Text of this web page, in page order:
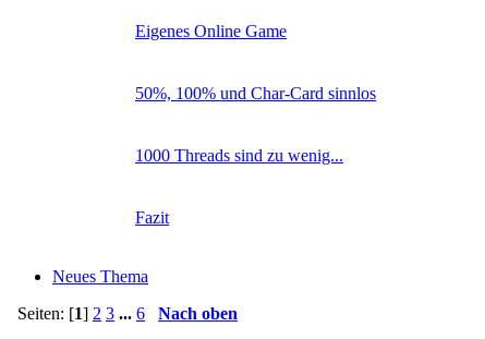
Eigenes Online Game
50%, 100% und Char-Card sinnlos
1000 Threads sind zu wenig...
Fazit
Neues Thema
Seiten: [1] 2 3 ... 6
Nach oben